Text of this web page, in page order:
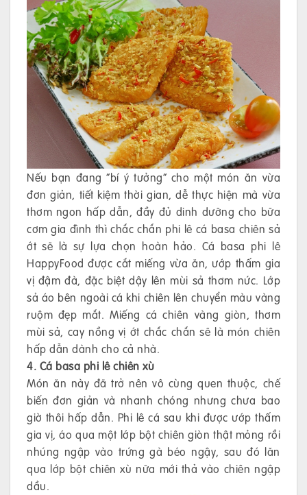
Nếu bạn đang “bí ý tưởng” cho một món ăn vừa
đơn giản, tiết kiệm thời gian, dễ thực hiện mà vừa
thơm ngon hấp dẫn, đầy đủ dinh dưỡng cho bữa
cơm gia đình thì chắc chắn phi lê cá basa chiên sả
ớt sẽ là sự lựa chọn hoàn hảo. Cá basa phi lê
HappyFood được cắt miếng vừa ăn, ướp thấm gia
vị đậm đà, đặc biệt dậy lên mùi sả thơm nức. Lớp
sả áo bên ngoài cá khi chiên lên chuyển màu vàng
ruộm đẹp mắt. Miếng cá chiên vàng giòn, thơm
mùi sả, cay nồng vị ớt chắc chắn sẽ là món chiên
hấp dẫn dành cho cả nhà.
4. Cá basa phi lê chiên xù
Món ăn này đã trở nên vô cùng quen thuộc, chế
biến đơn giản và nhanh chóng nhưng chưa bao
giờ thôi hấp dẫn. Phi lê cá sau khi được ướp thấm
gia vị, áo qua một lớp bột chiên giòn thật mỏng rồi
nhúng ngập vào trứng gà béo ngậy, sau đó lăn
qua lớp bột chiên xù nữa mới thả vào chiên ngập
dầu.